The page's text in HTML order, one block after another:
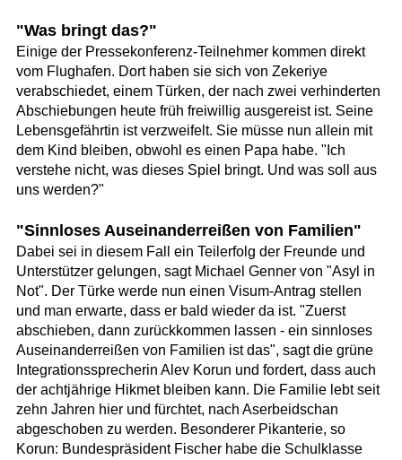
"Was bringt das?"
Einige der Pressekonferenz-Teilnehmer kommen direkt
vom Flughafen. Dort haben sie sich von Zekeriye
verabschiedet, einem Türken, der nach zwei verhinderten
Abschiebungen heute früh freiwillig ausgereist ist. Seine
Lebensgefährtin ist verzweifelt. Sie müsse nun allein mit
dem Kind bleiben, obwohl es einen Papa habe. "Ich
verstehe nicht, was dieses Spiel bringt. Und was soll aus
uns werden?"
"Sinnloses Auseinanderreißen von Familien"
Dabei sei in diesem Fall ein Teilerfolg der Freunde und
Unterstützer gelungen, sagt Michael Genner von "Asyl in
Not". Der Türke werde nun einen Visum-Antrag stellen
und man erwarte, dass er bald wieder da ist. "Zuerst
abschieben, dann zurückkommen lassen - ein sinnloses
Auseinanderreißen von Familien ist das", sagt die grüne
Integrationssprecherin Alev Korun und fordert, dass auch
der achtjährige Hikmet bleiben kann. Die Familie lebt seit
zehn Jahren hier und fürchtet, nach Aserbeidschan
abgeschoben zu werden. Besonderer Pikanterie, so
Korun: Bundespräsident Fischer habe die Schulklasse